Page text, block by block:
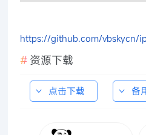
https://github.com/vbskycn/
资源下载
点击下载 备